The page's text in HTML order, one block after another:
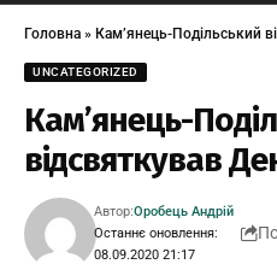
Головна » Кам’янець-Подільський
UNCATEGORIZED
Кам’янець-
відсвяткував
Останнє оновлення:
08.09.2020 21:17
Автор:Оробець Андрій